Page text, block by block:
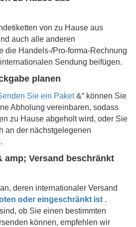
von zu Hause aus
auch alle anderen
die Handels-/Pro-forma-Rechnung
Sendung beifügen.
planen
Sie ein Paket&“ können Sie
Abholung vereinbaren, sodass
zu Hause abgeholt wird, oder Sie
an der nächstgelegenen
amp; Versand beschränkt
deren internationaler Versand
oder eingeschränkt ist .
ob Sie einen bestimmten
können, empfehlen wir